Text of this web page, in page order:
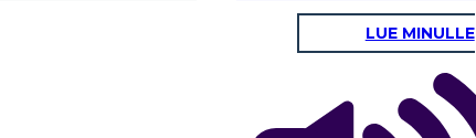
LUE MINULLE